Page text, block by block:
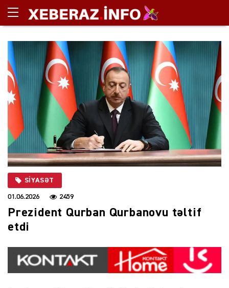
SIYASƏT
01.06.2026 2459
Prezident Qurban Qurbanovu təltif
etdi